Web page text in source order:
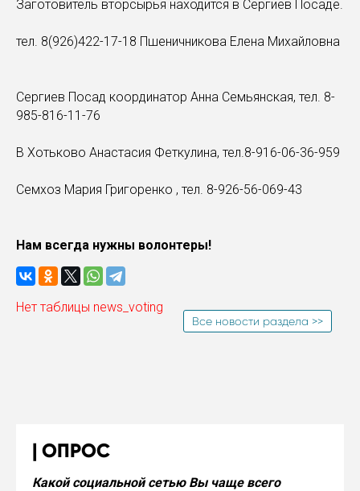
Заготовитель вторсырья находится в Сергиев Посаде.
тел. 8(926)422-17-18 Пшеничникова Елена Михайловна
Сергиев Посад координатор Анна Семьянская, тел. 8-
985-816-11-76
В Хотьково Анастасия Феткулина, тел.8-916-06-36-959
Семхоз Мария Григоренко , тел. 8-926-56-069-43
Нам всегда нужны волонтеры!
Нет таблицы news_voting
Все новости раздела >>
ОПРОС
Какой социальной сетью Вы чаще всего